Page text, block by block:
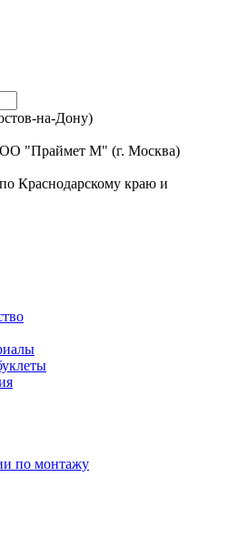
на-Дону)
"Праймет М" (г. Москва)
Краснодарскому краю и
по монтажу